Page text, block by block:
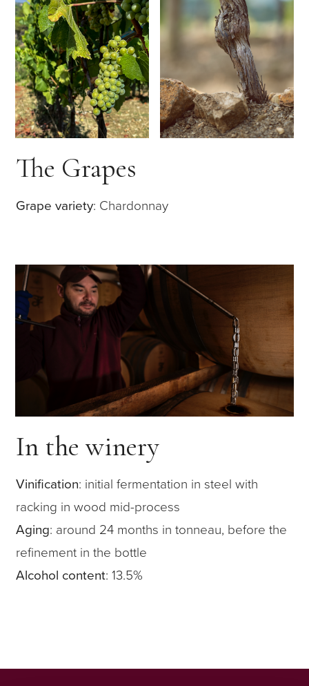
The Grapes
Grape variety: Chardonnay
In the winery
Vinification: initial fermentation in steel with
racking in wood mid-process
Aging: around 24 months in tonneau, before the
refinement in the bottle
Alcohol content: 13.5%